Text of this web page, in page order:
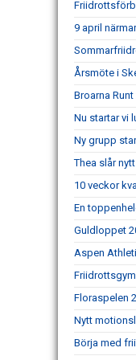
9 april
Årsmöte i
Broarna Runt
Nu startar vi
Ny grupp
Thea slår
10 veckor
En
Guldloppet
Aspen
Floraspelen
Nytt
Börja med